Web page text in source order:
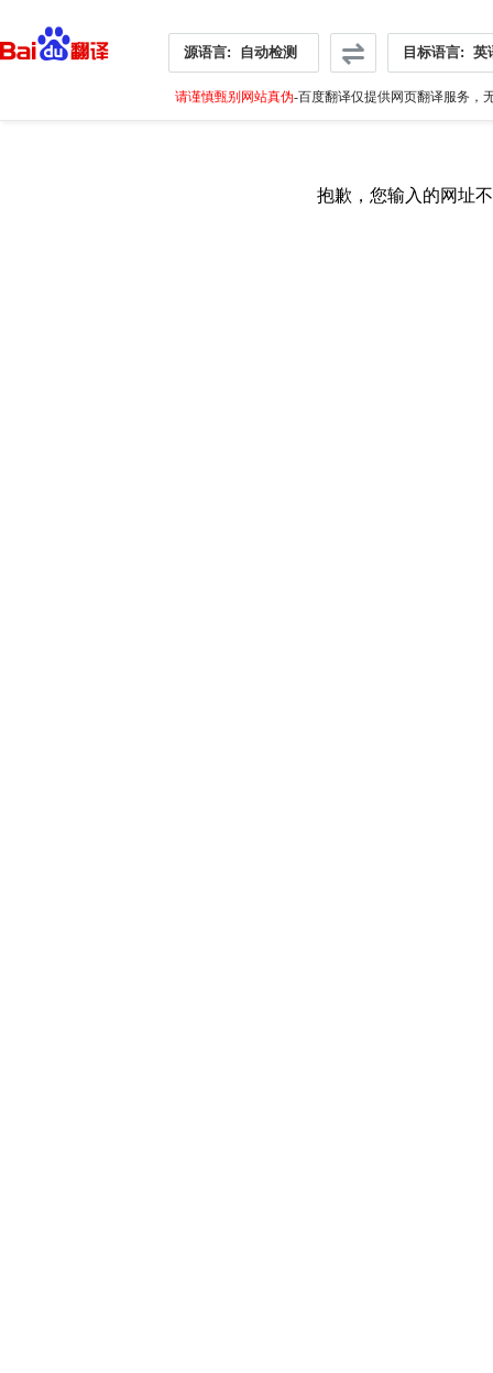
源语言: 自动检测 目标语言: 英
请谨慎甄别网站真伪-百度翻译仅提供网页翻译服务，